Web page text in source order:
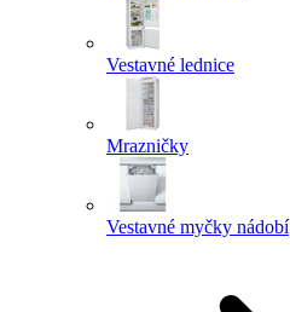
Vestavné lednice
Mrazničky
Vestavné myčky nádobí